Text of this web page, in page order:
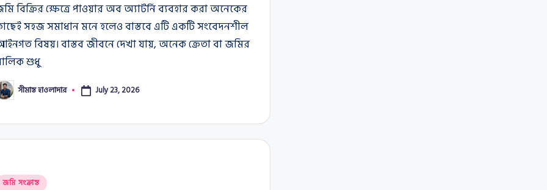
বিক্রির ক্ষেত্রে পাওয়ার অব অ্যাটর্নি ব্যবহার করা অনেকের
সহজ সমাধান মনে হলেও বাস্তবে এটি একটি সংবেদনশীল
বিষয়। বাস্তব জীবনে দেখা যায়, অনেক ক্রেতা বা জমির
শুধু
সীমান্ত হাওলাদার July 23, 2026
জমি সংক্রান্ত